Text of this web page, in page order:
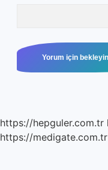
https://hepguler.com.tr
https://medigate.com.tr